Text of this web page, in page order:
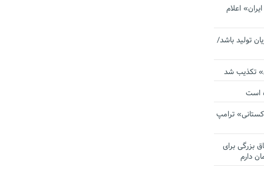
اعلام
تولید باشد/
تکذیب شد
است
ترامپ
بزرگی برای
دارم